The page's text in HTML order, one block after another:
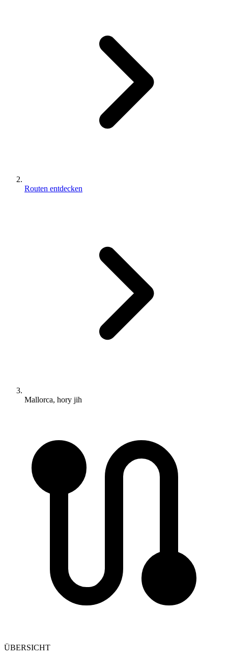
Routen entdecken
Mallorca, hory jih
ÜBERSICHT